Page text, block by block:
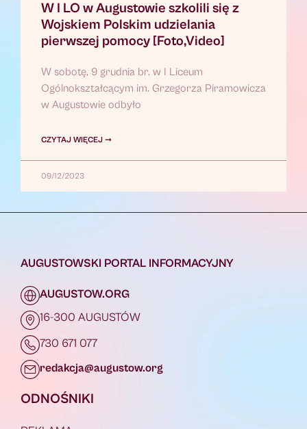
W I LO w Augustowie szkolili się z
Wojskiem Polskim udzielania
pierwszej pomocy [Foto,Video]
W sobotę, 9 grudnia br. w I Liceum
Ogólnokształcącym im. Grzegorza Piramowicza
w Augustowie odbyło
CZYTAJ WIĘCEJ ➞
09/12/2023
AUGUSTOWSKI PORTAL INFORMACYJNY
AUGUSTOW.ORG
16-300 AUGUSTÓW
730 671 077
redakcja@augustow.org
ODNOŚNIKI